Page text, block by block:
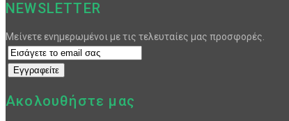
NEWSLETTER
Μείνετε ενημερωμένοι με τις τελευταίες μας προσφορές.
Ακολουθήστε μας